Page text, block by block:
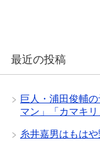
最近の投稿
巨人・浦田俊輔
マン」「カマキリ
糸井嘉男はもは